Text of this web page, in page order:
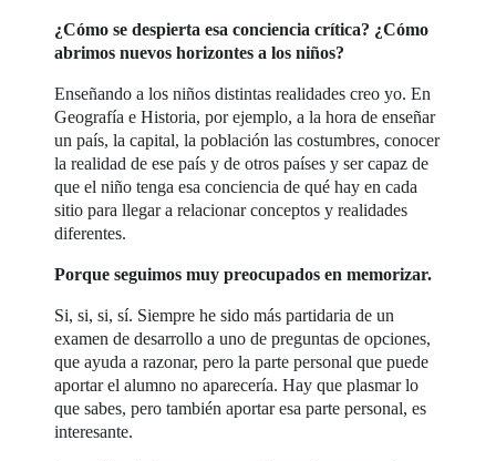
¿Cómo se despierta esa conciencia crítica? ¿Cómo
abrimos nuevos horizontes a los niños?
Enseñando a los niños distintas realidades creo yo. En
Geografía e Historia, por ejemplo, a la hora de enseñar
un país, la capital, la población las costumbres, conocer
la realidad de ese país y de otros países y ser capaz de
que el niño tenga esa conciencia de qué hay en cada
sitio para llegar a relacionar conceptos y realidades
diferentes.
Porque seguimos muy preocupados en memorizar.
Si, si, si, sí. Siempre he sido más partidaria de un
examen de desarrollo a uno de preguntas de opciones,
que ayuda a razonar, pero la parte personal que puede
aportar el alumno no aparecería. Hay que plasmar lo
que sabes, pero también aportar esa parte personal, es
interesante.